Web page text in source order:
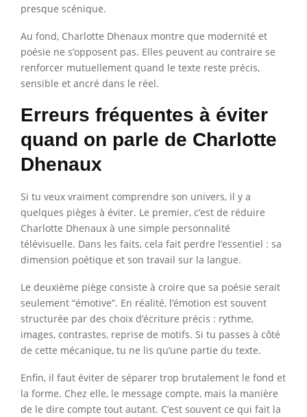
presque scénique.
Au fond, Charlotte Dhenaux montre que modernité et
poésie ne s’opposent pas. Elles peuvent au contraire se
renforcer mutuellement quand le texte reste précis,
sensible et ancré dans le réel.
Erreurs fréquentes à éviter
quand on parle de Charlotte
Dhenaux
Si tu veux vraiment comprendre son univers, il y a
quelques pièges à éviter. Le premier, c’est de réduire
Charlotte Dhenaux à une simple personnalité
télévisuelle. Dans les faits, cela fait perdre l’essentiel : sa
dimension poétique et son travail sur la langue.
Le deuxième piège consiste à croire que sa poésie serait
seulement “émotive”. En réalité, l’émotion est souvent
structurée par des choix d’écriture précis : rythme,
images, contrastes, reprise de motifs. Si tu passes à côté
de cette mécanique, tu ne lis qu’une partie du texte.
Enfin, il faut éviter de séparer trop brutalement le fond et
la forme. Chez elle, le message compte, mais la manière
de le dire compte tout autant. C’est souvent ce qui fait la